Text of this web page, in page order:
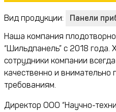
Вид продукции: Панели
Наша компания
“Шильдпанель” с 2018 года.
сотрудники компании
качественно и
требованиям.
Директор ООО “Научно-